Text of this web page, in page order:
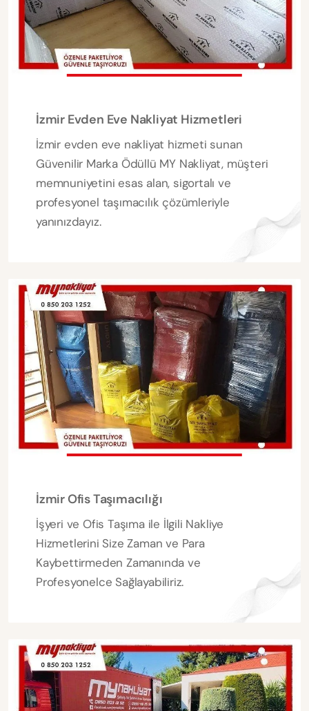
İzmir Evden Eve Nakliyat Hizmetleri
İzmir evden eve nakliyat hizmeti sunan
Güvenilir Marka Ödüllü MY Nakliyat, müşteri
memnuniyetini esas alan, sigortalı ve
profesyonel taşımacılık çözümleriyle
yanınızdayız.
İzmir Ofis Taşımacılığı
İşyeri ve Ofis Taşıma ile İlgili Nakliye
Hizmetlerini Size Zaman ve Para
Kaybettirmeden Zamanında ve
Profesyonelce Sağlayabiliriz.